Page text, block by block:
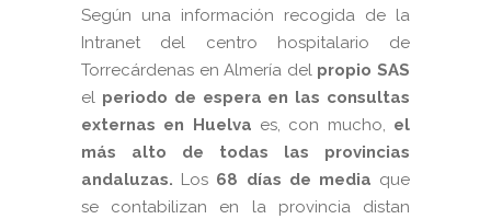
Según una información recogida de la
Intranet del centro hospitalario de
Torrecárdenas en Almería delpropio SAS
el periodo de espera en las consultas
externas en Huelva es, con mucho, el
más alto de todas las provincias
andaluzas. Los 68 días de media que
se contabilizan en la provincia distan